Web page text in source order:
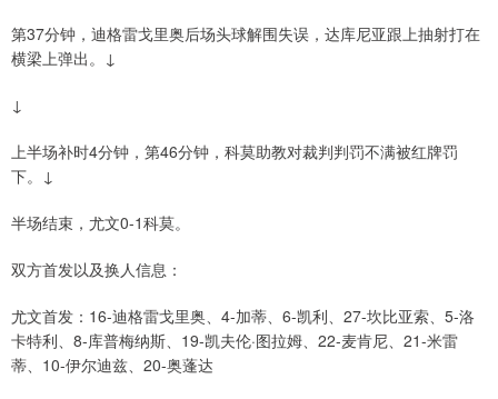
第37分钟，迪格雷戈里奥后场头球解围失误，达库尼亚跟上抽射打在
横梁上弹出。↓
↓
上半场补时4分钟，第46分钟，科莫助教对裁判判罚不满被红牌罚
下。↓
半场结束，尤文0-1科莫。
双方首发以及换人信息：
尤文首发：16-迪格雷戈里奥、4-加蒂、6-凯利、27-坎比亚索、5-洛
卡特利、8-库普梅纳斯、19-凯夫伦·图拉姆、22-麦肯尼、21-米雷
蒂、10-伊尔迪兹、20-奥蓬达